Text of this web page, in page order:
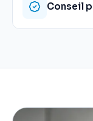
Conseil